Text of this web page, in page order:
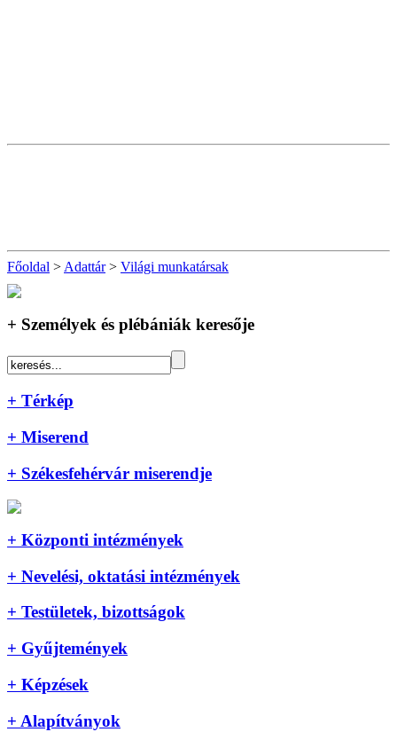
Főoldal > Adattár> Világi munkatársak
+ Személyek és plébániák keresője
+ Térkép
+ Miserend
+ Székesfehérvár miserendje
+ Központi intézmények
+ Nevelési, oktatási intézmények
+ Testületek, bizottságok
+ Gyűjtemények
+ Képzések
+ Alapítványok